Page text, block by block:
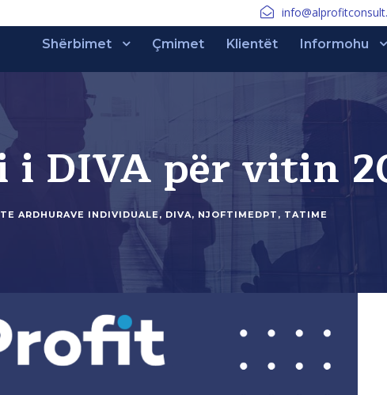
Shërbimet Çmimet Klientët Informohu
i DIVA për vitin
ARDHURAVE INDIVIDUALE, DIVA, NJOFTIMEDPT , TATIME